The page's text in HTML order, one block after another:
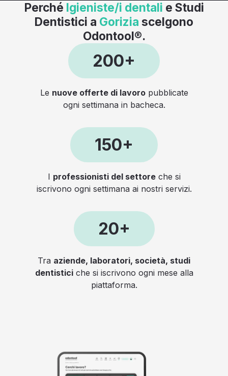
Perché Igieniste/i dentali e Studi
Dentistici a Gorizia scelgono
Odontool®.
200+
Le nuove offerte di lavoropubblicate
ogni settimana in bacheca.
150+
I professionisti del settoreche si
iscrivono ogni settimana ai nostri servizi.
20+
Tra aziende, laboratori, società, studi
dentisticiche si iscrivono ogni mese alla
piattaforma.